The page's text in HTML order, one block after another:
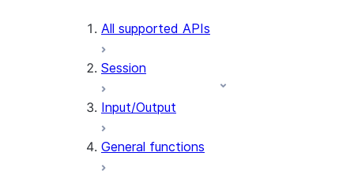
All supported APIs
Session
Input/Output
General functions